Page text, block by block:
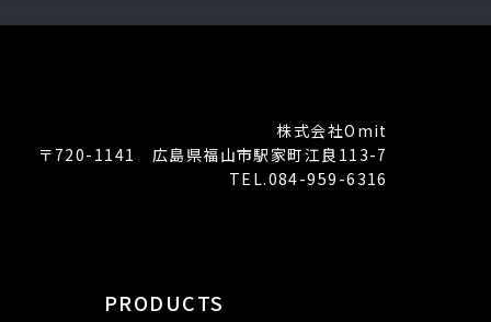
株式会社Omit
〒720-1141 広島県福山市駅家町江良113-7
TEL.084-959-6316
PRODUCTS